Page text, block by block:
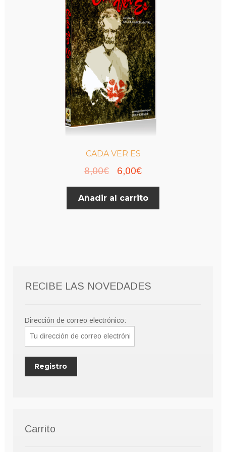
CADA VER ES
8,00€
El
precio
original
6,00€El
precio
actual
Añadir al carrito
RECIBE LAS NOVEDADES
Dirección de correo electrónico:
Carrito